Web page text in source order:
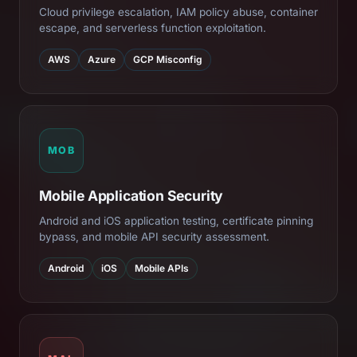
Cloud privilege escalation, IAM policy abuse, container
escape, and serverless function exploitation.
AWS Azure GCP Misconfig
MOB
Mobile Application Security
Android and iOS application testing, certificate pinning
bypass, and mobile API security assessment.
Android iOS Mobile APIs